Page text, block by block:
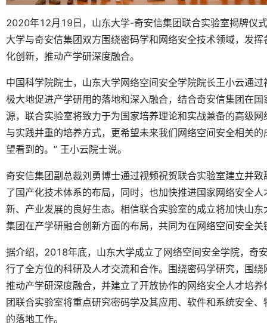
2020年12月19日，山东大学-奇安信集团联合实验室揭牌仪
大学与奇安信集团双方围绕密码学和网络安全技术领域，发
化创新，推动产学研深度融合。
中国科学院院士，山东大学网络空间安全学院院长王小云通
极大地促进产学研用的落地和深入融合，结合奇安信集团在
源，联合实验室将致力于为国家培养理论和实战兼备的高级
与实践并重的培养方式，更希望未来我们网络空间安全相关
望看到的。” 王小云院士说。
奇安信集团副总裁刘勇博士通过视频祝贺联合实验室建立并
了国产化技术体系的布局，同时，也加快推进国家网络安全
新、产业发展的良好生态。相信联合实验室的成立将加快山
集团在产学研融合创新方面的布局，共同为在网络空间安全
据介绍，2018年底，山东大学成立了网络空间安全学院，奇
行了全方位的科研及人才交流和合作。围绕密码学研究，围
推动产学研深度融合，并建立了开放协作的网络安全人才培
团联合实验室将重点研究密码学及其应用、软件和系统安全
的落地工作。